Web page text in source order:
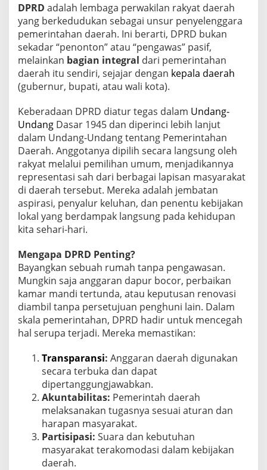
DPRD adalah lembaga perwakilan rakyat daerah
yang berkedudukan sebagai unsur penyelenggara
pemerintahan daerah. Ini berarti, DPRD bukan
sekadar “penonton” atau “pengawas” pasif,
melainkan bagian integral dari pemerintahan
daerah itu sendiri, sejajar dengan kepala daerah
(gubernur, bupati, atau wali kota).
Keberadaan DPRD diatur tegas dalam Undang-
Undang Dasar 1945 dan diperinci lebih lanjut
dalam Undang-Undang tentang Pemerintahan
Daerah. Anggotanya dipilih secara langsung oleh
rakyat melalui pemilihan umum, menjadikannya
representasi sah dari berbagai lapisan masyarakat
di daerah tersebut. Mereka adalah jembatan
aspirasi, penyalur keluhan, dan penentu kebijakan
lokal yang berdampak langsung pada kehidupan
kita sehari-hari.
Mengapa DPRD Penting?
Bayangkan sebuah rumah tanpa pengawasan.
Mungkin saja anggaran dapur bocor, perbaikan
kamar mandi tertunda, atau keputusan renovasi
diambil tanpa persetujuan penghuni lain. Dalam
skala pemerintahan, DPRD hadir untuk mencegah
hal serupa terjadi. Mereka memastikan:
Transparansi: Anggaran daerah digunakan
secara terbuka dan dapat
dipertanggungjawabkan.
Akuntabilitas: Pemerintah daerah
melaksanakan tugasnya sesuai aturan dan
harapan masyarakat.
Partisipasi: Suara dan kebutuhan
masyarakat terakomodasi dalam kebijakan
daerah.